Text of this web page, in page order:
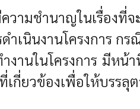
มชำนาญในเรื่องที่
เนินงานโครงการ ก
านในโครงการ มีห
กี่ยวข้องเพื่อให้บรร